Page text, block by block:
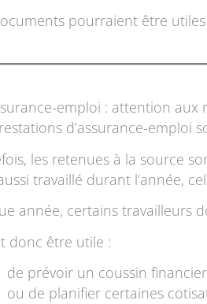
pourraient être
emploi : attention aux
d’assurance-emploi
les retenues à la source
travaillé durant l’année,
année, certains travailleurs
donc être utile :
de prévoir un coussin financier
ou de planifier certaines